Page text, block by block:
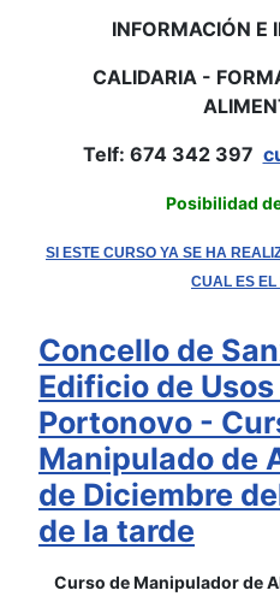
INFORMACIÓN E
CALIDARIA -
Telf: 674 342 397
Posibilidad
SI ESTE CURSO YA SE HA
CUAL ES EL
Concello de
Edificio de
Portonovo -
Manipulado de
de Diciembre
de la tarde
Curso de Manipulador de